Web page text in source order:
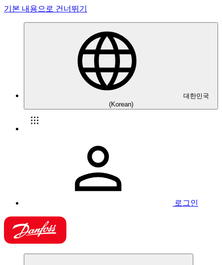
기본 내용으로 건너뛰기
대한민국
(Korean)
로그인